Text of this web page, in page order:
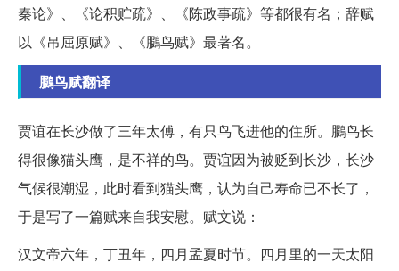
秦论》、《论积贮疏》、《陈政事疏》等都很有名；辞赋
以《吊屈原赋》、《鵩鸟赋》最著名。
鵩鸟赋翻译
贾谊在长沙做了三年太傅，有只鸟飞进他的住所。鵩鸟长
得很像猫头鹰，是不祥的鸟。贾谊因为被贬到长沙，长沙
气候很潮湿，此时看到猫头鹰，认为自己寿命已不长了，
于是写了一篇赋来自我安慰。赋文说：
汉文帝六年，丁丑年，四月孟夏时节。四月里的一天太阳